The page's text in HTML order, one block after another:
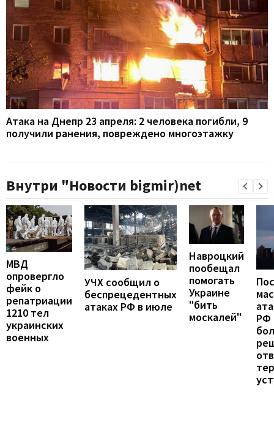
Атака на Днепр 23 апреля: 2 человека погибли, 9
получили ранения, повреждено многоэтажку
Внутри "Новости bigmir)net
МВД
опровергло
фейк о
репатриации
1210 тел
украинских
военных
УЧХ сообщил о
беспрецедентных
атаках РФ в июле
Навроцкий
пообещал
помогать
Украине
"бить
москалей"
РФ